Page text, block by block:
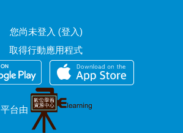
您尚未登入 (登入)
取得行動應用程式
平台由